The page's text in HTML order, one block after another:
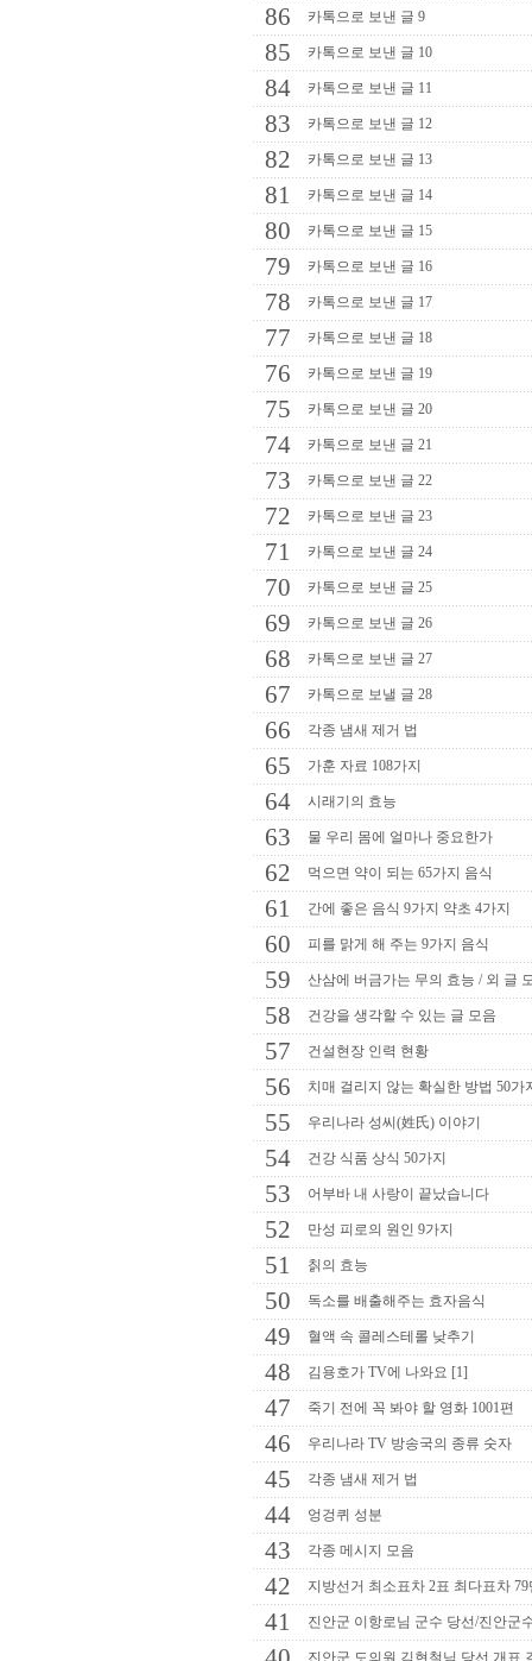
86 카톡으로 보낸 글 9
85 카톡으로 보낸 글 10
84 카톡으로 보낸 글 11
83 카톡으로 보낸 글 12
82 카톡으로 보낸 글 13
81 카톡으로 보낸 글 14
80 카톡으로 보낸 글 15
79 카톡으로 보낸 글 16
78 카톡으로 보낸 글 17
77 카톡으로 보낸 글 18
76 카톡으로 보낸 글 19
75 카톡으로 보낸 글 20
74 카톡으로 보낸 글 21
73 카톡으로 보낸 글 22
72 카톡으로 보낸 글 23
71 카톡으로 보낸 글 24
70 카톡으로 보낸 글 25
69 카톡으로 보낸 글 26
68 카톡으로 보낸 글 27
67 카톡으로 보낼 글 28
66 각종 냄새 제거 법
65 가훈 자료 108가지
64 시래기의 효능
63 물 우리 몸에 얼마나 중요한가
62 먹으면 약이 되는 65가지 음식
61 간에 좋은 음식 9가지 약초 4가지
60 피를 맑게 해 주는 9가지 음식
59 산삼에 버금가는 무의 효능 / 외 글
58 건강을 생각할 수 있는 글 모음
57 건설현장 인력 현황
56 치매 걸리지 않는 확실한 방법 50가
55 우리나라 성씨(姓氏) 이야기
54 건강 식품 상식 50가지
53 어부바 내 사랑이 끝났습니다
52 만성 피로의 원인 9가지
51 칡의 효능
50 독소를 배출해주는 효자음식
49 혈액 속 콜레스테롤 낮추기
48 김용호가 TV에 나와요 [1]
47 죽기 전에 꼭 봐야 할 영화 1001편
46 우리나라 TV 방송국의 종류 숫자
45 각종 냄새 제거 법
44 엉겅퀴 성분
43 각종 메시지 모음
42 지방선거 최소표차 2표 최다표차 79
41 진안군 이항로님 군수 당선/진안군
진안군 도의원 김현철님 당선 개표